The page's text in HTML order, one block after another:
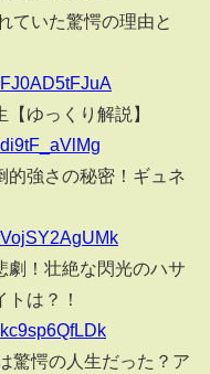
ていた驚愕の理由と
【ゆっくり解説】
的強さの秘密！ギュネ
劇！壮絶な閃光のハサ
は？！
驚愕の人生だった？ア